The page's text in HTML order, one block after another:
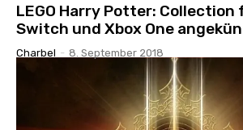
LEGO Harry Potter:
Switch und Xbox One
Charbel - 8. September 2018